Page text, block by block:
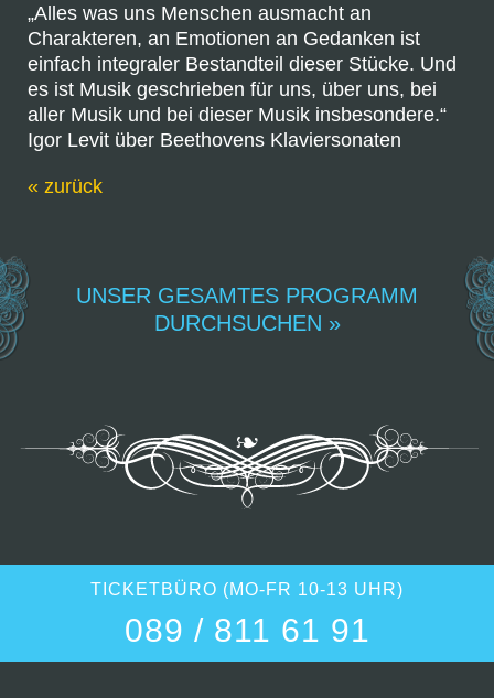
„Alles was uns Menschen ausmacht an
Charakteren, an Emotionen an Gedanken ist
einfach integraler Bestandteil dieser Stücke. Und
es ist Musik geschrieben für uns, über uns, bei
aller Musik und bei dieser Musik insbesondere.“
Igor Levit über Beethovens Klaviersonaten
« zurück
UNSER GESAMTES PROGRAMM
DURCHSUCHEN »
TICKETBÜRO (MO-FR 10-13 UHR)
089 / 811 61 91